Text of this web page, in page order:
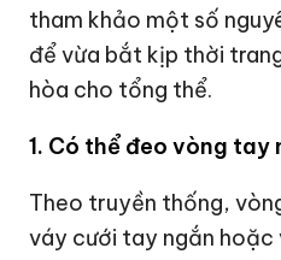
tham khảo một số
để vừa bắt kịp thời
hòa cho tổng thể.
1. Có thể đeo vòng
Theo truyền thống,
váy cưới tay ngắn hoặc